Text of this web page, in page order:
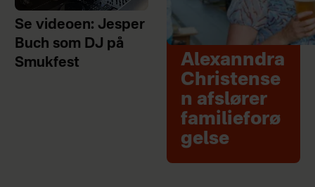
Se videoen: Jesper
Buch som DJ på
Smukfest
Alexanndra
Christense
n afslører
familieforø
gelse